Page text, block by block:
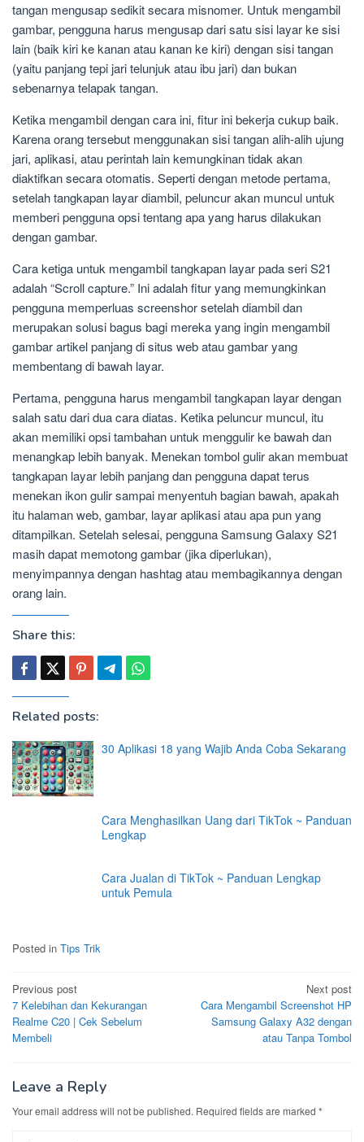
tangan mengusap sedikit secara misnomer. Untuk mengambil
gambar, pengguna harus mengusap dari satu sisi layar ke sisi
lain (baik kiri ke kanan atau kanan ke kiri) dengan sisi tangan
(yaitu panjang tepi jari telunjuk atau ibu jari) dan bukan
sebenarnya telapak tangan.
Ketika mengambil dengan cara ini, fitur ini bekerja cukup baik.
Karena orang tersebut menggunakan sisi tangan alih-alih ujung
jari, aplikasi, atau perintah lain kemungkinan tidak akan
diaktifkan secara otomatis. Seperti dengan metode pertama,
setelah tangkapan layar diambil, peluncur akan muncul untuk
memberi pengguna opsi tentang apa yang harus dilakukan
dengan gambar.
Cara ketiga untuk mengambil tangkapan layar pada seri S21
adalah “Scroll capture.” Ini adalah fitur yang memungkinkan
pengguna memperluas screenshor setelah diambil dan
merupakan solusi bagus bagi mereka yang ingin mengambil
gambar artikel panjang di situs web atau gambar yang
membentang di bawah layar.
Pertama, pengguna harus mengambil tangkapan layar dengan
salah satu dari dua cara diatas. Ketika peluncur muncul, itu
akan memiliki opsi tambahan untuk menggulir ke bawah dan
menangkap lebih banyak. Menekan tombol gulir akan membuat
tangkapan layar lebih panjang dan pengguna dapat terus
menekan ikon gulir sampai menyentuh bagian bawah, apakah
itu halaman web, gambar, layar aplikasi atau apa pun yang
ditampilkan. Setelah selesai, pengguna Samsung Galaxy S21
masih dapat memotong gambar (jika diperlukan),
menyimpannya dengan hashtag atau membagikannya dengan
orang lain.
Share this:
Related posts:
30 Aplikasi 18 yang Wajib Anda Coba Sekarang
Cara Menghasilkan Uang dari TikTok ~ Panduan
Lengkap
Cara Jualan di TikTok ~ Panduan Lengkap
untuk Pemula
Posted in Tips Trik
Post
navigation
Previous post
7 Kelebihan dan Kekurangan
Realme C20 | Cek Sebelum
Membeli
Next post
Cara Mengambil Screenshot HP
Samsung Galaxy A32 dengan
atau Tanpa Tombol
Leave a Reply
Your email address will not be published. Required fields are marked *